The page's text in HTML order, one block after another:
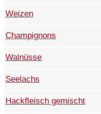
Weizen
Champignons
Walnüsse
Seelachs
Hackfleisch gemischt